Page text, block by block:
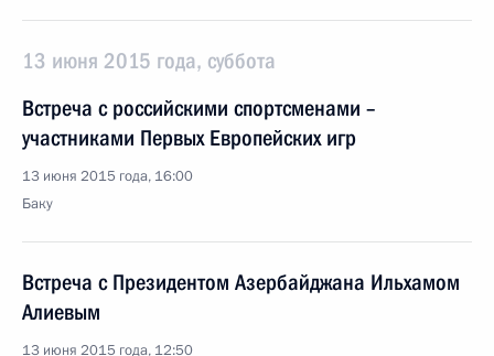
13 июня 2015 года, суббота
Встреча с российскими спортсменами –
участниками Первых Европейских игр
13 июня 2015 года, 16:00
Баку
Встреча с Президентом Азербайджана Ильхамом
Алиевым
13 июня 2015 года, 12:50